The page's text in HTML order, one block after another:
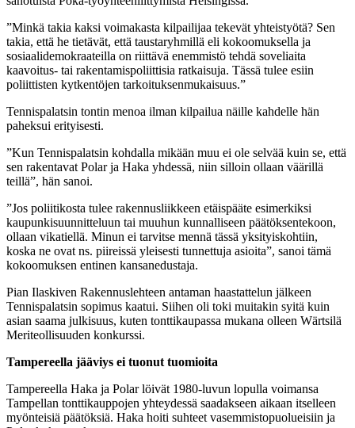
”Minkä takia kaksi voimakasta kilpailijaa tekevät yhteistyötä? Sen
takia, että he tietävät, että taustaryhmillä eli kokoomuksella ja
sosiaalidemokraateilla on riittävä enemmistö tehdä soveliaita
kaavoitus- tai rakentamispoliittisia ratkaisuja. Tässä tulee esiin
poliittisten kytkentöjen tarkoituksenmukaisuus.”
Tennispalatsin tontin menoa ilman kilpailua näille kahdelle hän
paheksui erityisesti.
”Kun Tennispalatsin kohdalla mikään muu ei ole selvää kuin se, että
sen rakentavat Polar ja Haka yhdessä, niin silloin ollaan väärillä
teillä”, hän sanoi.
”Jos poliitikosta tulee rakennusliikkeen etäispääte esimerkiksi
kaupunkisuunnitteluun tai muuhun kunnalliseen päätöksentekoon,
ollaan vikatiellä. Minun ei tarvitse mennä tässä yksityiskohtiin,
koska ne ovat ns. piireissä yleisesti tunnettuja asioita”, sanoi tämä
kokoomuksen entinen kansanedustaja.
Pian Ilaskiven Rakennuslehteen antaman haastattelun jälkeen
Tennispalatsin sopimus kaatui. Siihen oli toki muitakin syitä kuin
asian saama julkisuus, kuten tonttikaupassa mukana olleen Wärtsilä
Meriteollisuuden konkurssi.
Tampereella jääviys ei tuonut tuomioita
Tampereella Haka ja Polar löivät 1980-luvun lopulla voimansa
Tampellan tonttikauppojen yhteydessä saadakseen aikaan itselleen
myönteisiä päätöksiä. Haka hoiti suhteet vasemmistopuolueisiin ja